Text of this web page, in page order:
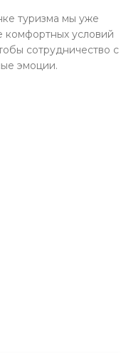
туризма мы уже
комфортных условий
сотрудничество с
эмоции.